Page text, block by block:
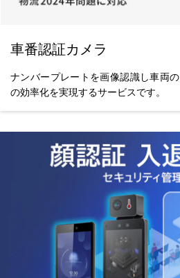
車番認証カメラ
ナンバープレートを画像認識し車両
の効率化を実現するサービスです。